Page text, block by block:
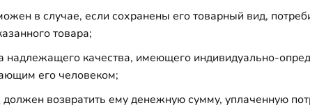
в случае, если сохранены его товарный вид,
товара;
надлежащего качества, имеющего индивидуально-
его человеком;
возвратить ему денежную сумму, уплаченную